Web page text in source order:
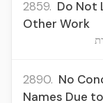
2859. Do Not
Other Work
2890. No
Names Due